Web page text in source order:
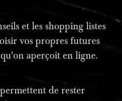
et les shopping listes
vos propres futures
aperçoit en ligne.
de rester